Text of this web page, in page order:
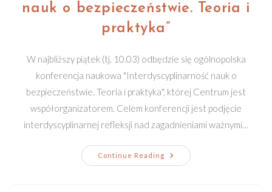
nauk o bezpieczeństwie. Teoria i
praktyka”
W najbliższy piątek (tj. 10.03) odbędzie się ogólnopolska
konferencja naukowa "Interdyscyplinarność nauk o
bezpieczeństwie. Teoria i praktyka", której Centrum jest
współorganizatorem. Celem konferencji jest podjęcie
interdyscyplinarnej refleksji nad zagadnieniami ważnymi…
Continue Reading
Ogólnopolska
Konferencja